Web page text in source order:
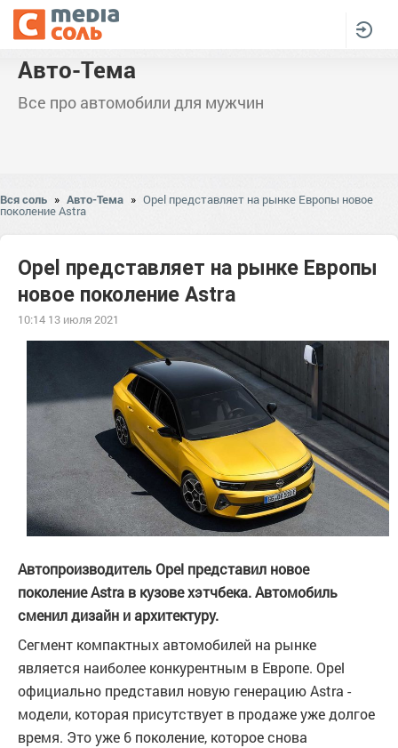
Авто-Тема
Все про автомобили для мужчин
Вся соль » Авто-Тема » Opel представляет на рынке Европы новое
поколение Astra
Opel представляет на рынке Европы
новое поколение Astra
10:14 13 июля 2021
Автопроизводитель Opel представил новое
поколение Astra в кузове хэтчбека. Автомобиль
сменил дизайн и архитектуру.
Сегмент компактных автомобилей на рынке
является наиболее конкурентным в Европе. Opel
официально представил новую генерацию Astra -
модели, которая присутствует в продаже уже долгое
время. Это уже 6 поколение, которое снова